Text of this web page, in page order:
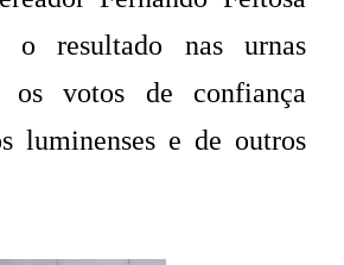
o resultado nas urnas
os votos de confiança
luminenses e de outros